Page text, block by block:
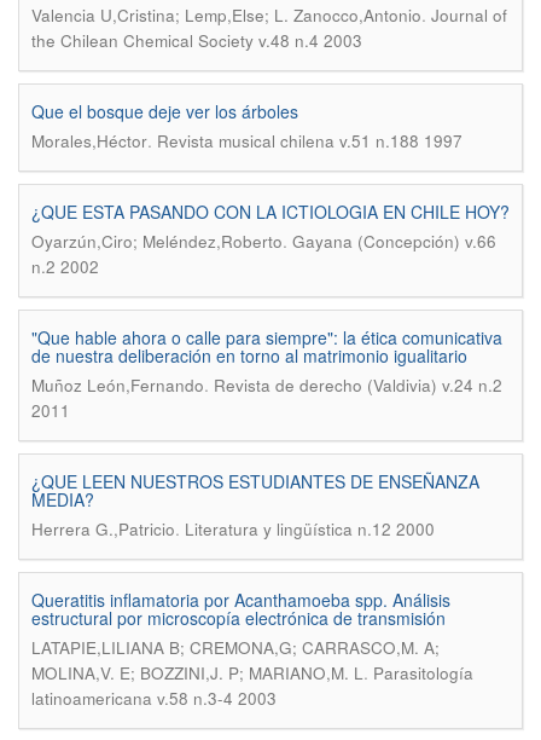
Valencia U,Cristina; Lemp,Else; L. Zanocco,Antonio. Journal of
the Chilean Chemical Society v.48 n.4 2003
Que el bosque deje ver los árboles
Morales,Héctor. Revista musical chilena v.51 n.188 1997
¿QUE ESTA PASANDO CON LA ICTIOLOGIA EN CHILE HOY?
Oyarzún,Ciro; Meléndez,Roberto. Gayana (Concepción) v.66
n.2 2002
"Que hable ahora o calle para siempre": la ética comunicativa
de nuestra deliberación en torno al matrimonio igualitario
Muñoz León,Fernando. Revista de derecho (Valdivia) v.24 n.2
2011
¿QUE LEEN NUESTROS ESTUDIANTES DE ENSEÑANZA
MEDIA?
Herrera G.,Patricio. Literatura y lingüística n.12 2000
Queratitis inflamatoria por Acanthamoeba spp. Análisis
estructural por microscopía electrónica de transmisión
LATAPIE,LILIANA B; CREMONA,G; CARRASCO,M. A;
MOLINA,V. E; BOZZINI,J. P; MARIANO,M. L. Parasitología
latinoamericana v.58 n.3-4 2003